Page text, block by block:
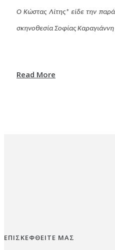
Ο Κώστας Λίτης* είδε την
σκηνοθεσία Σοφίας
Read More
ΕΠΙΣΚΕΦΘΕΙΤΕ ΜΑΣ